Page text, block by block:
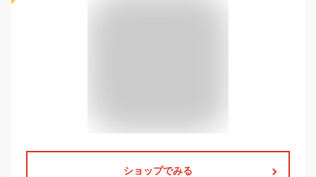
ショップでみる